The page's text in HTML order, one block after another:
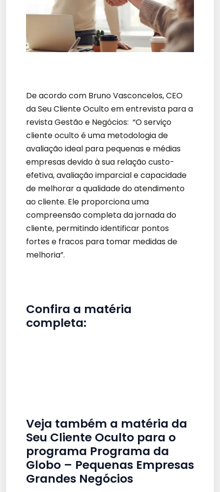
De acordo com Bruno Vasconcelos, CEO
da Seu Cliente Oculto em entrevista para a
revista Gestão e Negócios: “O serviço
cliente oculto é uma metodologia de
avaliação ideal para pequenas e médias
empresas devido à sua relação custo-
efetiva, avaliação imparcial e capacidade
de melhorar a qualidade do atendimento
ao cliente. Ele proporciona uma
compreensão completa da jornada do
cliente, permitindo identificar pontos
fortes e fracos para tomar medidas de
melhoria”.
Confira a matéria
completa:
Veja também a matéria da
Seu Cliente Oculto para o
programa Programa da
Globo – Pequenas Empresas
Grandes Negócios